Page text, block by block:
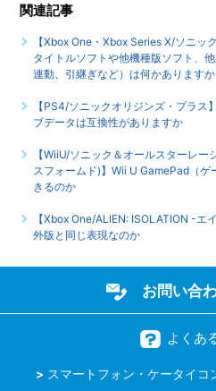
関連記事
【Xbox One・Xbox Series X/ソニッ
タイトルソフトや他機種版ソフト、
連動、引継ぎなど）は何かありますか
【PS4/ソニックオリジンズ・プラス
ブデータは互換性がありますか
【WiiU/ソニック＆オールスターレ
スフォームド)】Wii U GamePad（
きるのか
【Xbox One/ALIEN: ISOLATION -
外版と同じ表現なのか
お問い合
よくあ
スマートフォン・ケータイコ